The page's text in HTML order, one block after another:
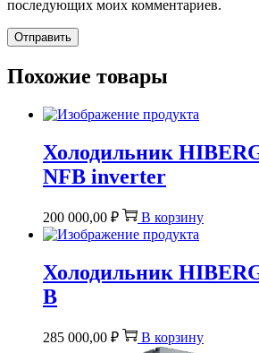
последующих моих комментариев.
Похожие товары
Холодильник
NFB inverter
200 000,00 ₽ В корзину
Холодильник
B
285 000,00 ₽ В корзину